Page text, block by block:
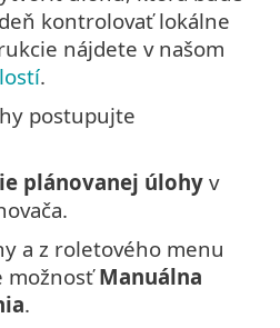
kontrolovať lokálne
nájdete v našom
.
postupujte
plánovanej úlohy v
a z roletového menu
možnosťManuálna
.